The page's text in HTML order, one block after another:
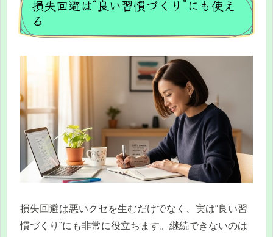
損失回避は“良い習慣づくり”にも使え
る
損失回避は悪いクセを生むだけでなく、実は“良い習
慣づくり”にも非常に役立ちます。継続できないのは